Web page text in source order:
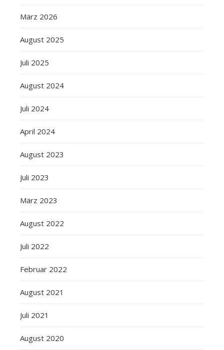
März 2026
August 2025
Juli 2025
August 2024
Juli 2024
April 2024
August 2023
Juli 2023
März 2023
August 2022
Juli 2022
Februar 2022
August 2021
Juli 2021
August 2020